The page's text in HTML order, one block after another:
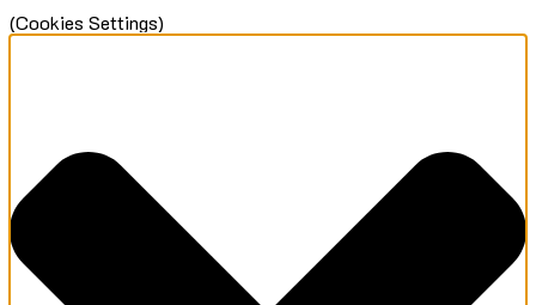
(Cookies Settings)